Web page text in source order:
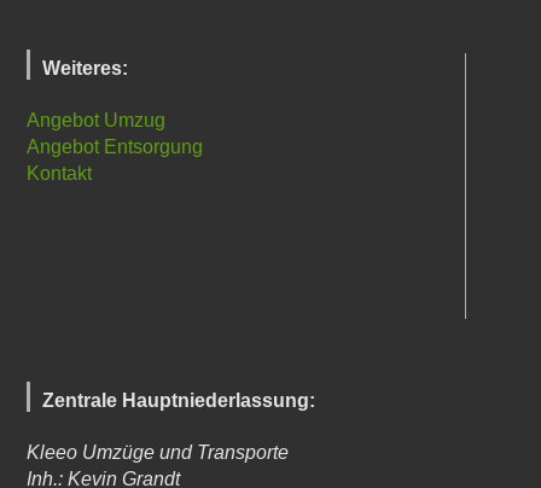
Weiteres:
Angebot Umzug
Angebot Entsorgung
Kontakt
Zentrale Hauptniederlassung:
Kleeo Umzüge und Transporte
Inh.: Kevin Grandt